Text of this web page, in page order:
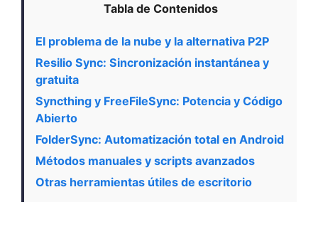
Tabla de Contenidos
El problema de la nube y la alternativa P2P
Resilio Sync: Sincronización instantánea y
gratuita
Syncthing y FreeFileSync: Potencia y Código
Abierto
FolderSync: Automatización total en Android
Métodos manuales y scripts avanzados
Otras herramientas útiles de escritorio